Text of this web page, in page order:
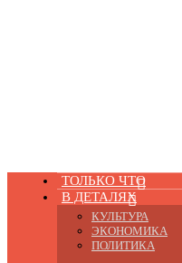
ТОЛЬКО ЧТО
В ДЕТАЛЯХ
КУЛЬТУРА
ЭКОНОМИКА
ПОЛИТИКА